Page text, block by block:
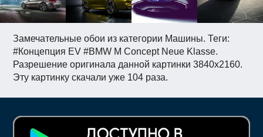
Замечательные обои из категории Машины. Теги:
#Концепция EV #BMW M Concept Neue Klasse.
Разрешение оригинала данной картинки 3840x2160.
Эту картинку скачали уже 104 раза.